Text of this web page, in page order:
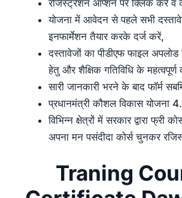
रजिस्ट्रेशन ऑप्शन पर क्लिक करें व
योजना में आवेदन से पहले सभी
इनफार्मेशन तैयार करके दर्ज करें,
दस्तावेजों का पीडीएफ फाइल
हेतु और शैक्षिक गतिविधि के महत्वपूर्ण
सारी जानकारी भरने के बाद फॉर्म
प्रधानमंत्री कौशल विकास योजना
विभिन्न क्षेत्रों में सरकार द्वारा फ्री
अपना मन पसंदीदा कोर्स चुनकर
Traning